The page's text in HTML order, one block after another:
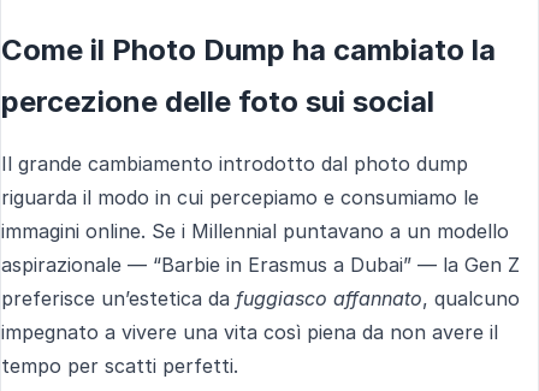
Come il Photo Dump ha cambiato la
percezione delle foto sui social
Il grande cambiamento introdotto dal photo dump
riguarda il modo in cui percepiamo e consumiamo le
immagini online. Se i Millennial puntavano a un modello
aspirazionale — “Barbie in Erasmus a Dubai” — la Gen Z
preferisce un’estetica da fuggiasco affannato, qualcuno
impegnato a vivere una vita così piena da non avere il
tempo per scatti perfetti.